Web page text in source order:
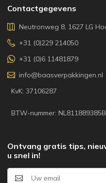
Contactgegevens
Neutronweg 8, 1627 LG
+31 (0)229 214050
+31 (0)6 11481879
info@baasverpakkingen.nl
KvK: 37106287
BTW-nummer:
Ontvang gratis tips,
u snel in!